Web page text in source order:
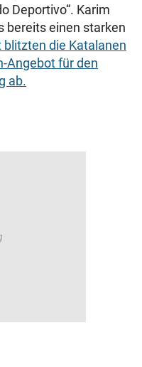
Deportivo“. Karim
bereits einen starken
blitzten die Katalanen
Angebot für den
ab.